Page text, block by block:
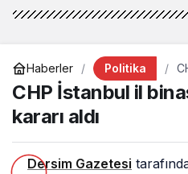
Haberler Politika
CHP İstanbul il
kararı aldı
Dersim Gazetesi